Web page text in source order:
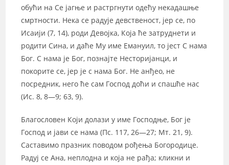
обући на Се јагње и растргнути одећу некадашње
смртности. Нека се радује девственост, јер се, по
Исаији (7, 14), роди Девојка, Која ће затруднети и
родити Сина, и даће Му име Емануил, то јест С нама
Бог. С нама је Бог, познајте Несторијанци, и
покорите се, јер је с нама Бог. Не анђео, не
посредник, него ће сам Господ доћи и спашће нас
(Ис. 8, 8—9; 63, 9).
Благословен Који долази у име Господње, Бог је
Господ и јави се нама (Пс. 117, 26—27; Мт. 21, 9).
Саставимо празник поводом рођења Богородице.
Радуј се Ана, неплодна и која не рађа; кликни и